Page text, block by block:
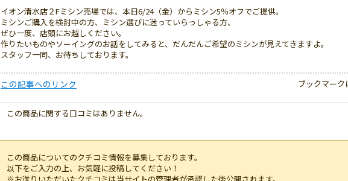
イオン清水店２Fミシン売場では、本日6/24（金）からミシン5％オフでご提供。
ミシンご購入を検討中の方、ミシン選びに迷っていらっしゃる方、
ぜひ一度、店頭にお越しください。
作りたいものやソーイングのお話をしてみると、だんだんご希望のミシンが見えてきますよ。
スタッフ一同、お待ちしております。
この記事へのリンク ブックマーク
この商品に関する口コミはありません。
この商品についてのクチコミ情報を募集しております。
以下をご入力の上、お気軽に投稿してください！